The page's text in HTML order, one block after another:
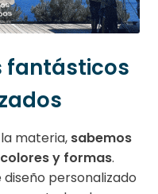
fantásticos
materia, sabemos
y formas.
personalizado